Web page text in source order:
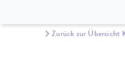
Zurück zur Übersicht